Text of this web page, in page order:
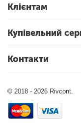
Клієнтам
Купівельний
Контакти
© 2018 - 2026 Rivcont.